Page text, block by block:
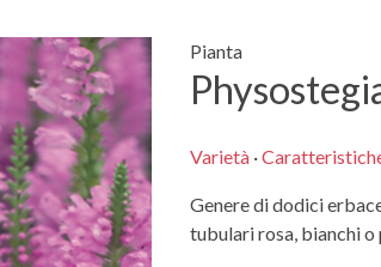
Pianta
Varietà·
Genere di dodici
tubulari rosa, bianchi